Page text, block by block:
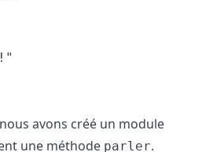
avons créé un module
une méthode parler.